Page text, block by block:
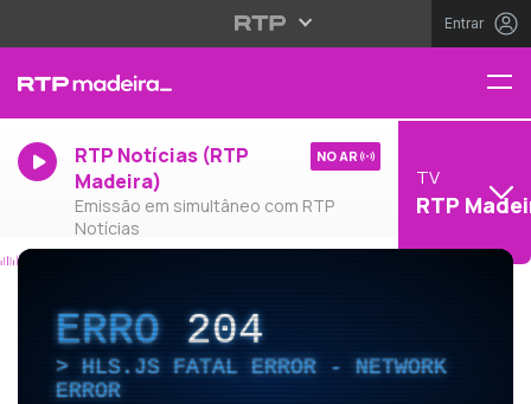
Entrar
RTP Notícias (RTP
Madeira)
Emissão em simultâneo com RTP
Notícias
NO AR
TV
RTP
ERRO204
HLS.JS FATAL ERROR - NETWORK
ERROR